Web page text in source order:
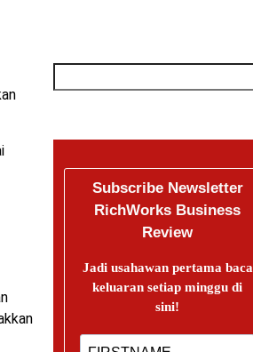
Subscribe Newsletter
RichWorks Business
Review
Jadi usahawan pertama baca
keluaran setiap minggu di
sini!